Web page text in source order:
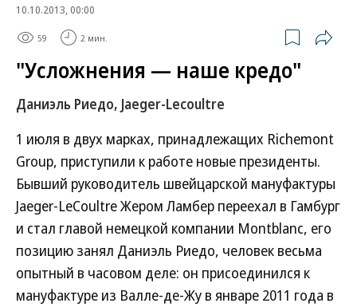
10.10.2013, 00:00
59 2 мин.
"Усложнения — наше кредо"
Даниэль Риедо, Jaeger-Lecoultre
1 июля в двух марках, принадлежащих Richemont
Group, приступили к работе новые президенты.
Бывший руководитель швейцарской мануфактуры
Jaeger-LeCoultre Жером Ламбер переехал в Гамбург
и стал главой немецкой компании Montblanc, его
позицию занял Даниэль Риедо, человек весьма
опытный в часовом деле: он присоединился к
мануфактуре из Валле-де-Жу в январе 2011 года в